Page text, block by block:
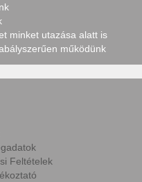
minket utazása alatt is
működünk
Feltételek